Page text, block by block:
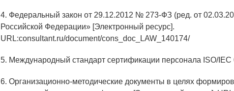
4. Федеральный закон от 29.12.2012 № 273-ФЗ (ред. от
Российской Федерации» [Электронный ресурс].
URL:consultant.ru/document/cons_doc_LAW_140174/
5. Международный стандарт сертификации персонала ISO/IEC
6. Организационно-методические документы в целях